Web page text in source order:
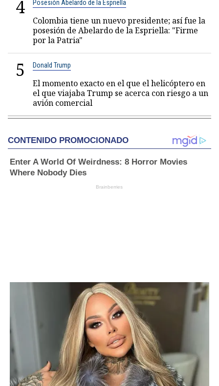
4 Posesión Abelardo de la Espriella
Colombia tiene un nuevo presidente; así fue la
posesión de Abelardo de la Espriella: "Firme
por la Patria"
5 Donald Trump
El momento exacto en el que el helicóptero en
el que viajaba Trump se acerca con riesgo a un
avión comercial